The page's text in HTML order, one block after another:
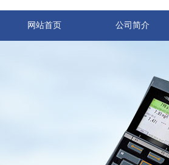
网站首页 公司简介